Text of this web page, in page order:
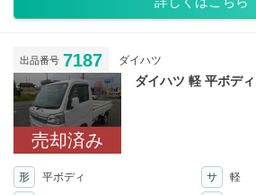
出品番号 7187 ダイハツ
売却済み
ダイハツ 軽 平ボデ
形 平ボディ サ
軽